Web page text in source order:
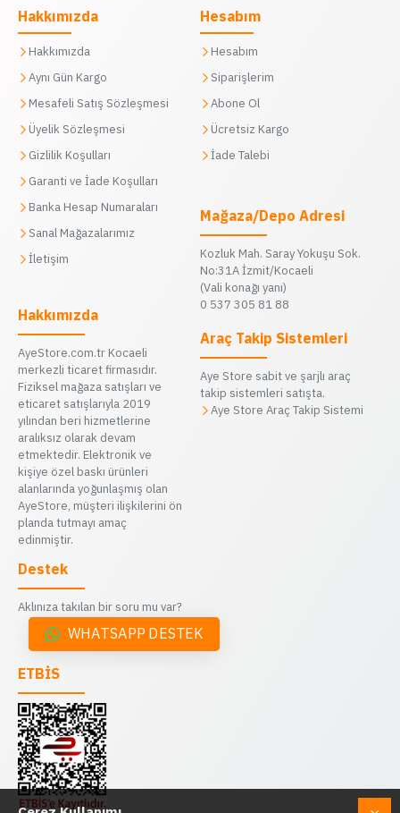
Hakkımızda
Hakkımızda
Aynı Gün Kargo
Mesafeli Satış Sözleşmesi
Üyelik Sözleşmesi
Gizlilik Koşulları
Garanti ve İade Koşulları
Banka Hesap Numaraları
Sanal Mağazalarımız
İletişim
Hakkımızda
AyeStore.com.tr Kocaeli
merkezli ticaret firmasıdır.
Fiziksel mağaza satışları ve
eticaret satışlarıyla 2019
yılından beri hizmetlerine
aralıksız olarak devam
etmektedir. Elektronik ve
kişiye özel baskı ürünleri
alanlarında yoğunlaşmış olan
AyeStore, müşteri ilişkilerini ön
planda tutmayı amaç
edinmiştir.
Hesabım
Hesabım
Siparişlerim
Abone Ol
Ücretsiz Kargo
İade Talebi
Mağaza/Depo Adresi
Kozluk Mah. Saray Yokuşu Sok.
No:31A İzmit/Kocaeli
(Vali konağı yanı)
0 537 305 81 88
Araç Takip Sistemleri
Aye Store sabit ve şarjlı araç
takip sistemleri satışta.
Aye Store Araç Takip Sistemi
Destek
Aklınıza takılan bir soru mu var?
WHATSAPP DESTEK
ETBİS